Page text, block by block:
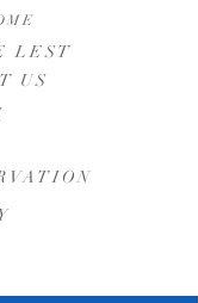
LEST
US